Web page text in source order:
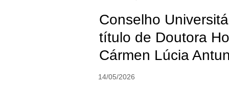
Conselho
título de Doutora
Cármen Lúcia
14/05/2026